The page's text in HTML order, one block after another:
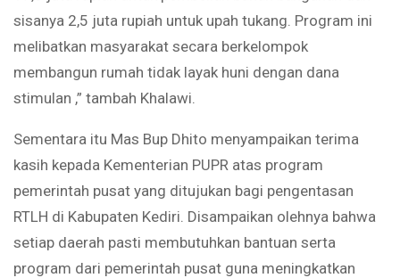
sisanya 2,5 juta rupiah untuk upah tukang. Program ini
melibatkan masyarakat secara berkelompok
membangun rumah tidak layak huni dengan dana
stimulan ,” tambah Khalawi.
Sementara itu Mas Bup Dhito menyampaikan terima
kasih kepada Kementerian PUPR atas program
pemerintah pusat yang ditujukan bagi pengentasan
RTLH di Kabupaten Kediri. Disampaikan olehnya bahwa
setiap daerah pasti membutuhkan bantuan serta
program dari pemerintah pusat guna meningkatkan